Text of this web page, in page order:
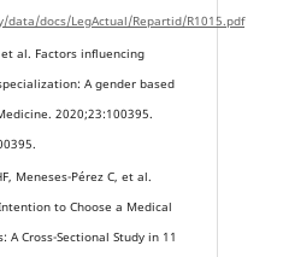
docs/LegActual/Repartid/R1015.pdf
al. Factors influencing
A gender based
2020;23:100395.
Meneses-Pérez C, et al.
to Choose a Medical
Cross-Sectional Study in 11